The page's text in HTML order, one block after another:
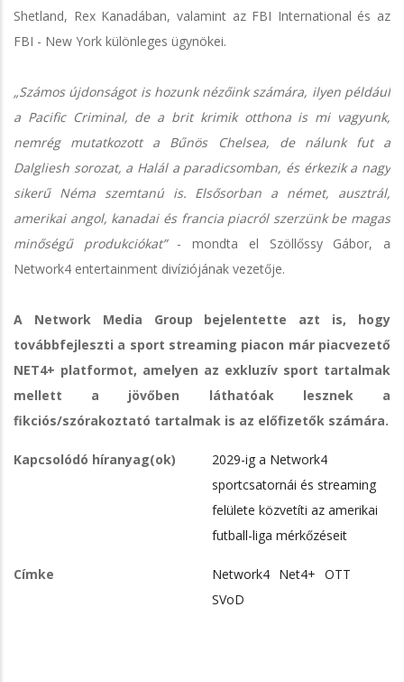
Shetland, Rex Kanadában, valamint az FBI International és az
FBI - New York különleges ügynökei.
„Számos újdonságot is hozunk nézőink számára, ilyen például
a Pacific Criminal, de a brit krimik otthona is mi vagyunk,
nemrég mutatkozott a Bűnös Chelsea, de nálunk fut a
Dalgliesh sorozat, a Halál a paradicsomban, és érkezik a nagy
sikerű Néma szemtanú is. Elsősorban a német, ausztrál,
amerikai angol, kanadai és francia piacról szerzünk be magas
minőségű produkciókat”- mondta el Szöllőssy Gábor, a
Network4 entertainment divíziójának vezetője.
A Network Media Group bejelentette azt is, hogy
továbbfejleszti a sport streaming piacon már piacvezető
NET4+ platformot, amelyen az exkluzív sport tartalmak
mellett a jövőben láthatóak lesznek a
fikciós/szórakoztató tartalmak is az előfizetők számára.
Kapcsolódó híranyag(ok)
2029-ig a Network4
sportcsatornái és streaming
felülete közvetíti az amerikai
futball-liga mérkőzéseit
Címke Network4 Net4+ OTT
SVoD